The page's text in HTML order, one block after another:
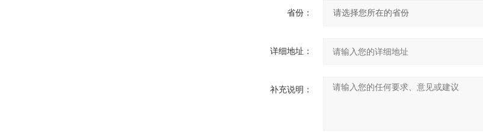
省份：
详细地址：
补充说明：